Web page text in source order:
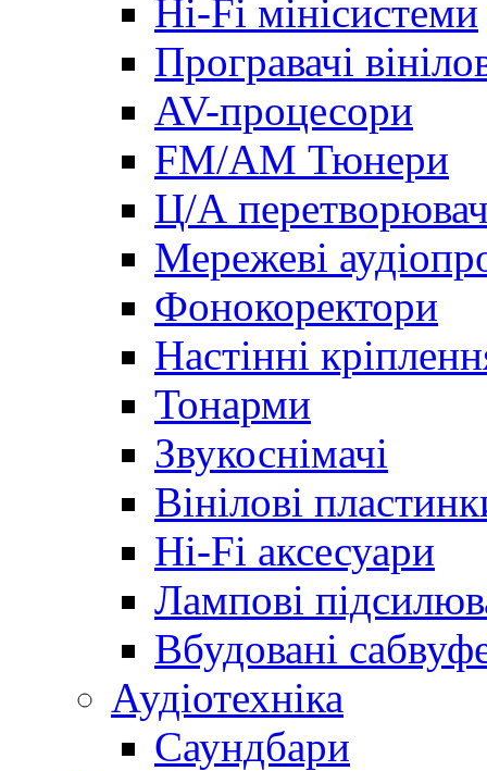
Hi-Fi мінісистеми
Програвачі
AV-процесори
FM/AM Тюнери
Ц/А
Мережеві
Фонокоректори
Настінні
Тонарми
Звукоснімачі
Вінілові
Hi-Fi аксесуари
Лампові
Вбудовані
Аудіотехніка
Саундбари